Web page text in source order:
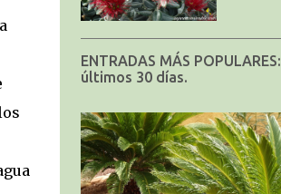
ENTRADAS MÁS POPULARES:
últimos 30 días.